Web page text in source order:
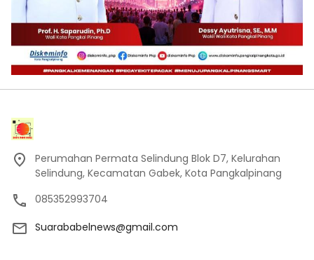
Perumahan Permata Selindung Blok D7, Kelurahan
Selindung, Kecamatan Gabek, Kota Pangkalpinang
085352993704
Suarababelnews@gmail.com